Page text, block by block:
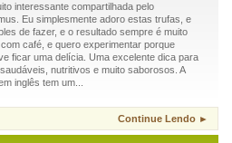
interessante compartilhada pelo
Eu simplesmente adoro estas trufas, e
de fazer, e o resultado sempre é muito
café, e quero experimentar porque
ficar uma delícia. Uma excelente dica para
nutritivos e muito saborosos. A
inglês tem um...
Continue Lendo ►